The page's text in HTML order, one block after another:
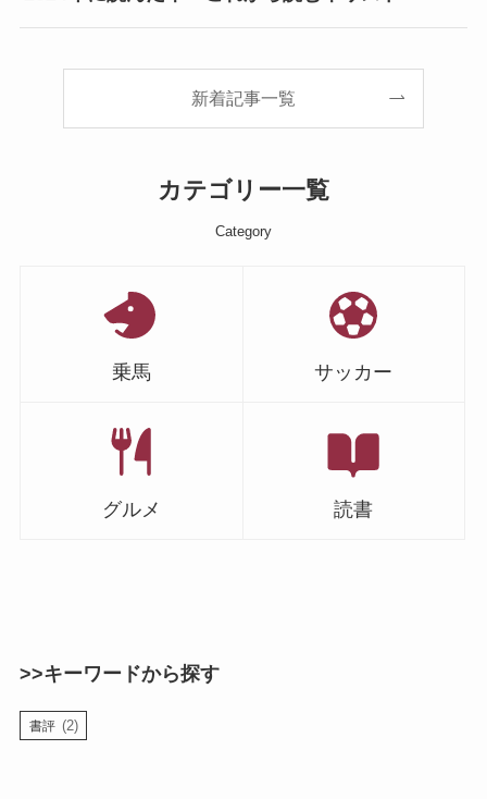
新着記事一覧
カテゴリー一覧
Category
乗馬 サッカー
グルメ 読書
>>キーワードから探す
書評 (2)